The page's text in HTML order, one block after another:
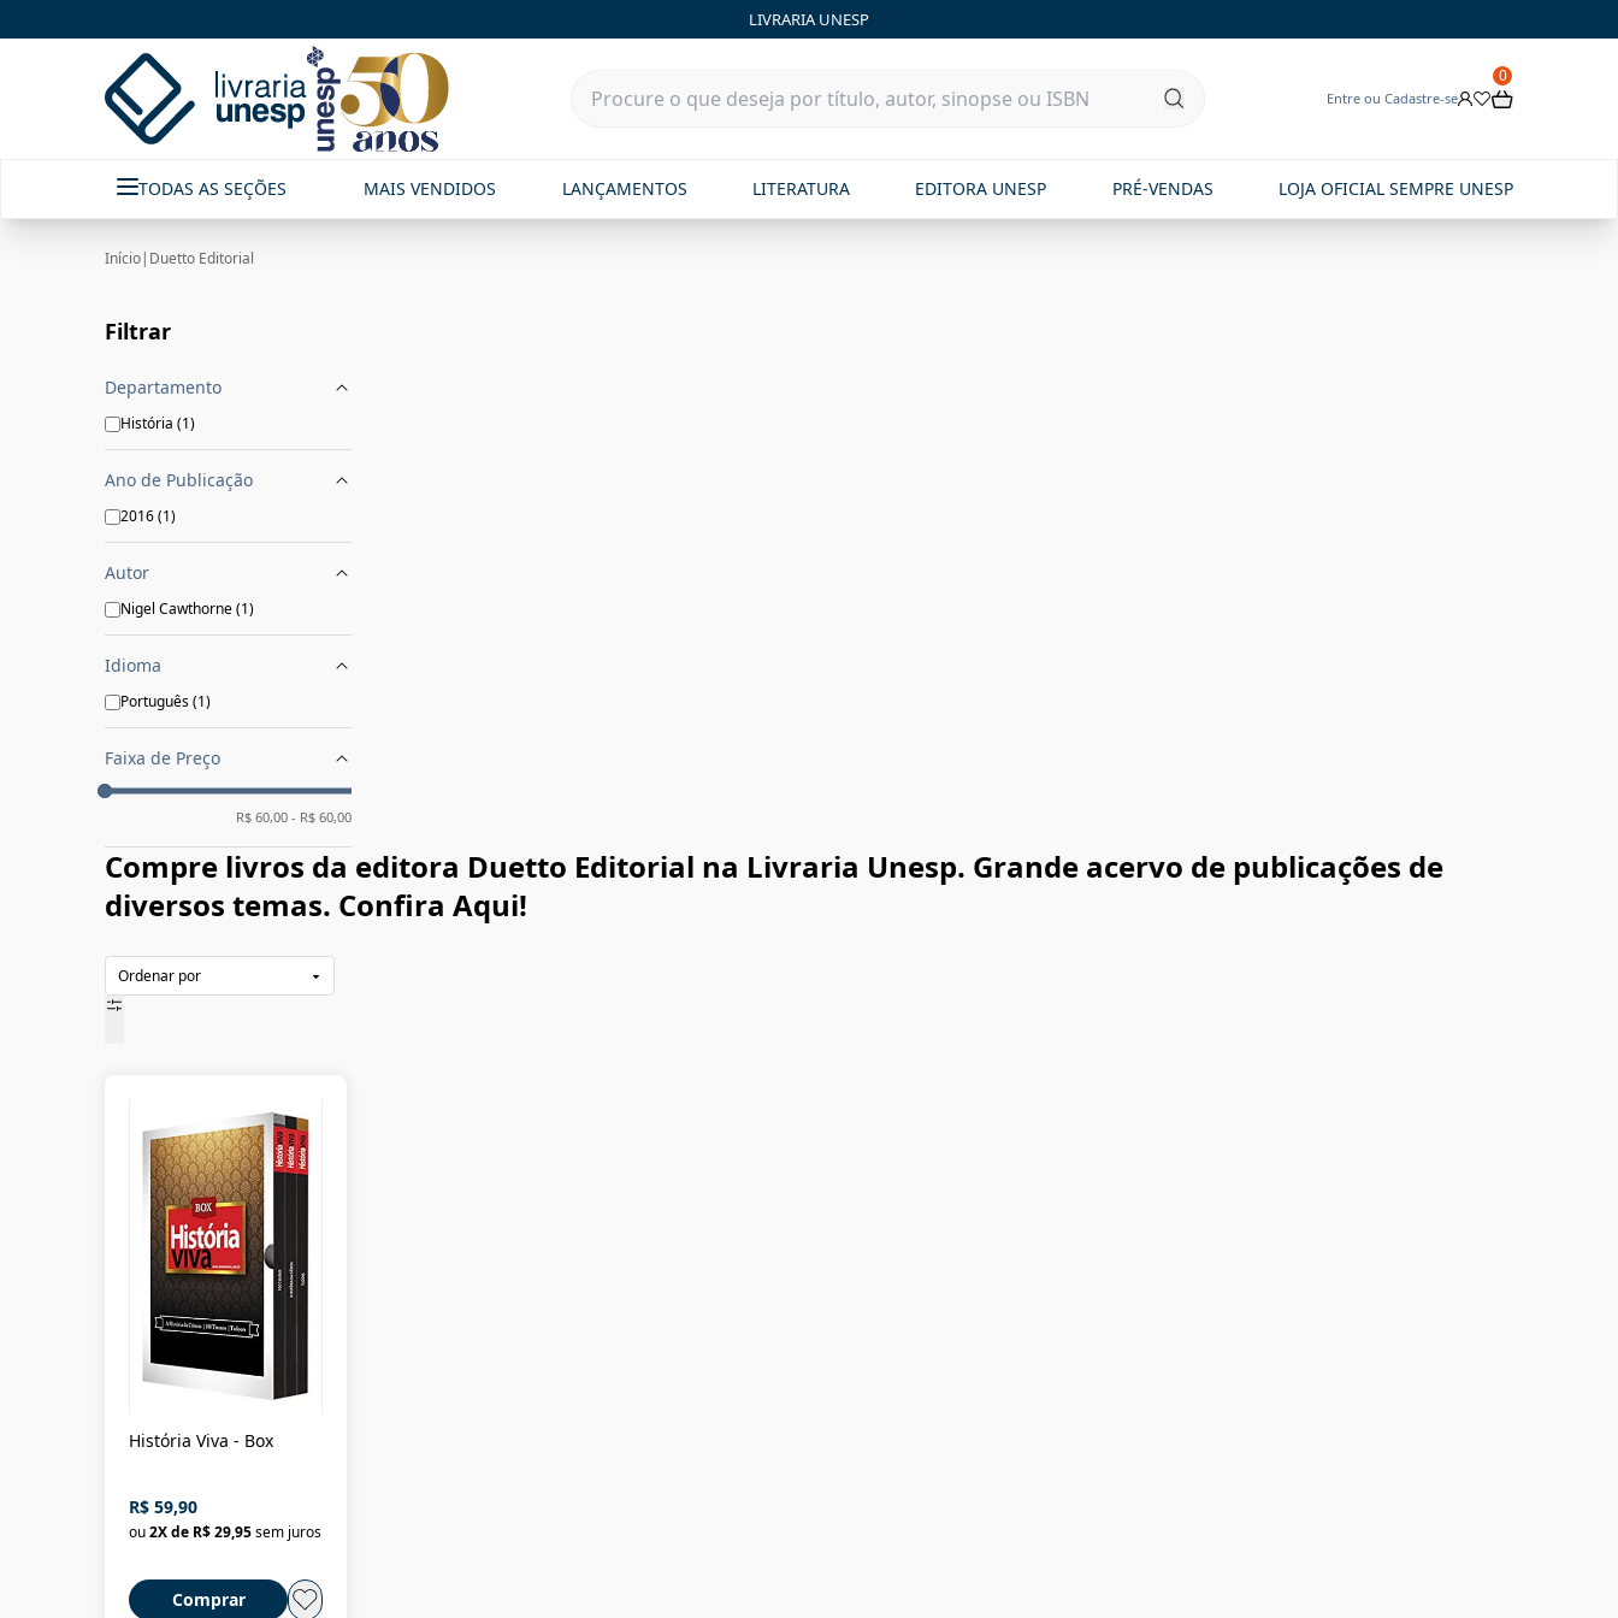
LIVRARIA UNESP
Entre ou Cadastre-se
0
TODAS AS SEÇÕES MAIS VENDIDOS LANÇAMENTOS LITERATURA EDITORA UNESP PRÉ-VENDAS LOJA OFICIAL SEMPRE UNESP
Início| Duetto Editorial
Filtrar
Departamento
História (1)
Ano de Publicação
2016(1)
Autor
Nigel Cawthorne(1)
Idioma
Português(1)
Faixa de Preço
R$ 60,00 - R$ 60,00
Compre livros da editora Duetto Editorial na Livraria Unesp. Grande acervo de publicações de
diversos temas. Confira Aqui!
História Viva - Box
R$ 59,90
ou2X de R$ 29,95sem juros
Comprar